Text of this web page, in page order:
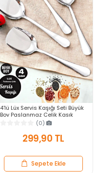
4'lü Lüx Servis Kaşığı Seti Büyük
Boy Paslanmaz Çelik Kaşık
Salata Yemek Mutfak Kaşığı
(0)
299,90 TL
Sepete Ekle